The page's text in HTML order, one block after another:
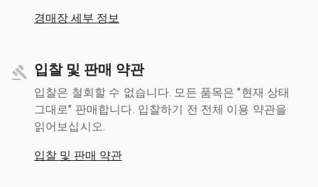
경매장 세부 정보
입찰 및 판매 약관
입찰은 철회할 수 없습니다. 모든 품목은 "현재 상태
그대로" 판매합니다. 입찰하기 전 전체 이용 약관을
읽어보십시오.
입찰 및 판매 약관